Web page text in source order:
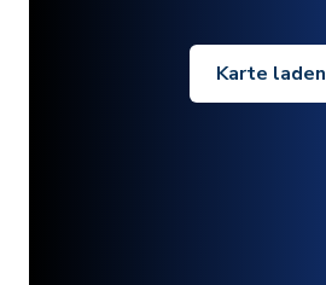
Karte laden